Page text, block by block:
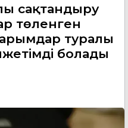
сақтандыру
төленген
туралы
болады